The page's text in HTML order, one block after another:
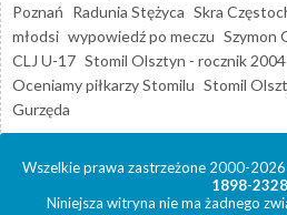
Poznań Radunia Stężyca Skra
młodsi wypowiedź po meczu Szymon
CLJ U-17 Stomil Olsztyn - rocznik 2004
Oceniamy piłkarzy Stomilu Stomil
Gurzęda
Wszelkie prawa zastrzeżone 2000-
1898-2328
Niniejsza witryna nie ma żadnego